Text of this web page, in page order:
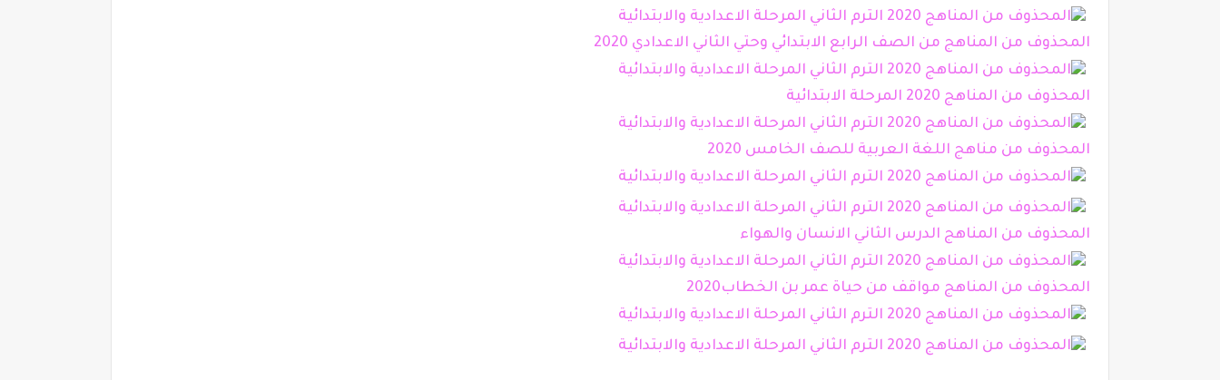
المحذوف من المناهج من الصف الرابع الابتدائي وحتي الثاني الاعدادي 2020
المحذوف من المناهج 2020 المرحلة الابتدائية
المحذوف من مناهج اللغة العربية للصف الخامس 2020
المحذوف من المناهج الدرس الثاني الانسان والهواء
المحذوف من المناهج مواقف من حياة عمر بن الخطاب2020